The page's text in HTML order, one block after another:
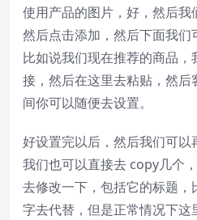
使用产品的图片，好，然后我
然后点击添加，然后下面我们
比如说我们现在推荐的商品
接，然后在这里去粘贴，然
间你可以随便去设置。
好设置完以后，然后我们可
我们也可以直接去 copy几个
去修改一下，包括它的标题
字去代替，但是正常情况下